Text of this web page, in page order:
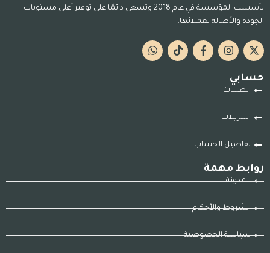
تأسست المؤسسة في عام 2018 وتسعى دائمًا على توفير أعلى مستويات
الجودة والأصالة لعملائها.
حسابي
الطلبات
التنزيلات
تفاصيل الحساب
روابط مهمة
المدونة
الشروط والأحكام
سياسة الخصوصية